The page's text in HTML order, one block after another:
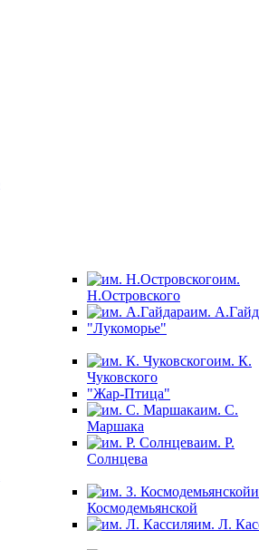
им.
Н.Островского
им.
"Лукоморье"
им. К.
Чуковского
"Жар-Птица"
им. С.
Маршака
им. Р.
Солнцева
Космодемьянской
им. Л.